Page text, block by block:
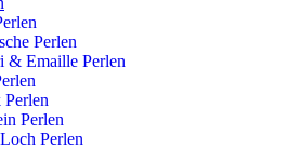
Perlen
& Emaille Perlen
Perlen
Perlen